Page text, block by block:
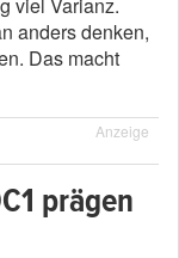
anders denken,
Das macht
Anzeige
prägen